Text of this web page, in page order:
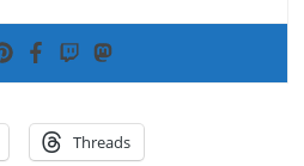
Threads